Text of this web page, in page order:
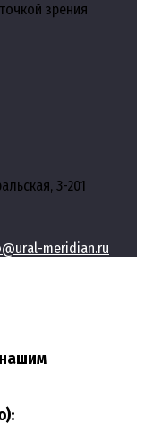
зрения
3-201
meridian.ru